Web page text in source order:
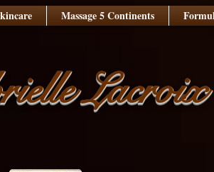
Massage 5 Continents